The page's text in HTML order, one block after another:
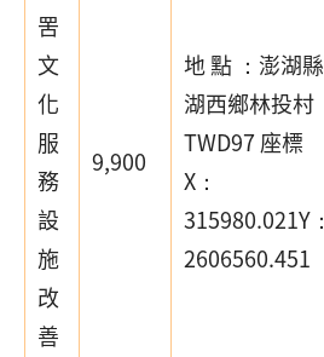
罟
文
化
服
務
設
施
改
善
9,900
地 點 ：澎湖縣
湖西鄉林投村
TWD97 座標
X：
315980.021Y：
2606560.451